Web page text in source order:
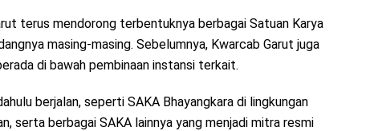
terus mendorong terbentuknya berbagai Satuan Karya
masing-masing. Sebelumnya, Kwarcab Garut juga
di bawah pembinaan instansi terkait.
berjalan, seperti SAKA Bhayangkara di lingkungan
serta berbagai SAKA lainnya yang menjadi mitra resmi